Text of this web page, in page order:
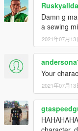
Damn g
a sewing
2021年07月13
Your
2021年07月13